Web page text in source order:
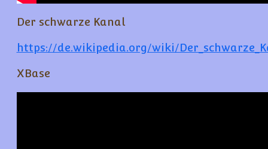
Der schwarze Kanal
https://de.wikipedia.org/wiki/
XBase